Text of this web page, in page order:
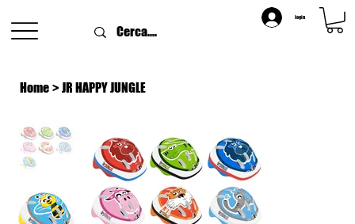
login
Home > JR HAPPY JUNGLE